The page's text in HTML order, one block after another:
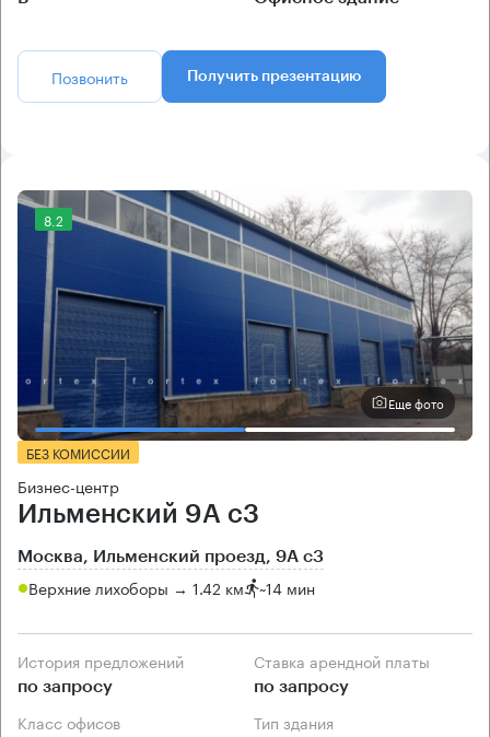
Позвонить Получить презентацию
8.2
Еще фото
БЕЗ КОМИССИИ
Бизнес-центр
Ильменский 9А с3
Москва, Ильменский проезд, 9А с3
Верхние лихоборы → 1.42 км ~14 мин
История предложений
по запросу
Ставка арендной платы
по запросу
Класс офисов Тип здания